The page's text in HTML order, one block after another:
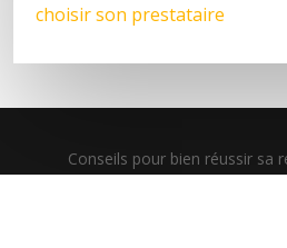
choisir son prestataire
Conseils pour bien réussir sa